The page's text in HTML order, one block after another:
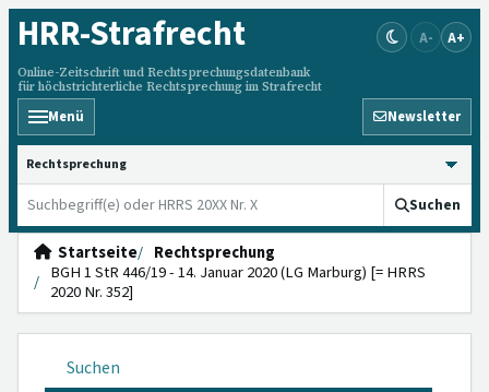
HRR-Strafrecht
Online-Zeitschrift und Rechtsprechungsdatenbank
für höchstrichterliche Rechtsprechung im Strafrecht
A- A+
Menü Newsletter
HRRS durchsuchen
Suchen
Startseite
Rechtsprechung
BGH 1 StR 446/19 - 14. Januar 2020 (LG Marburg) [= HRRS
2020 Nr. 352]
Suchen